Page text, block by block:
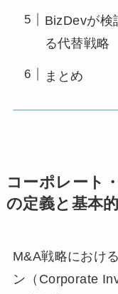
BizDevが検
る代替戦略
まとめ
コーポレート
の定義と基本
M&A戦略におけ
ン（Corporate